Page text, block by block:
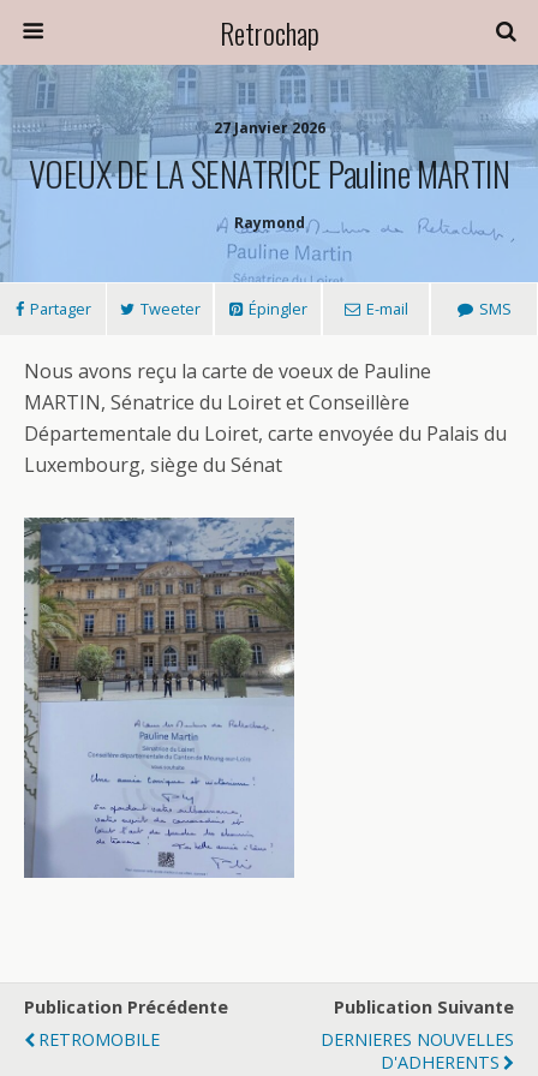
Retrochap
27 Janvier 2026
VOEUX DE LA SENATRICE Pauline MARTIN
Raymond
Partager Tweeter Épingler E-mail SMS
Nous avons reçu la carte de voeux de Pauline
MARTIN, Sénatrice du Loiret et Conseillère
Départementale du Loiret, carte envoyée du Palais du
Luxembourg, siège du Sénat
Publication Précédente
RETROMOBILE
Publication Suivante
DERNIERES NOUVELLES
D'ADHERENTS